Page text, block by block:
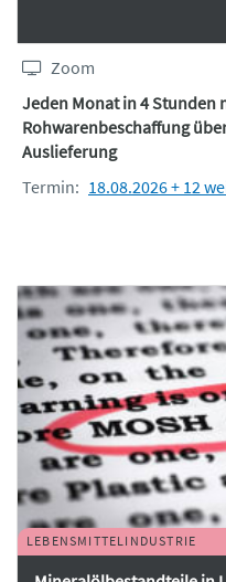
Zoom
Jeden Monat in 4 Stunden
Rohwarenbeschaffung
Auslieferung
Termin: 18.08.2026 + 12
LEBENSMITTELINDUSTRIE